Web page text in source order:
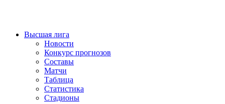
Высшая лига
Новости
Конкурс прогнозов
Составы
Матчи
Таблица
Статистика
Стадионы